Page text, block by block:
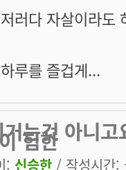
러다 자살이라도
루를 즐겁게...
는것 아니
험한
: 신승한 / 작성시간